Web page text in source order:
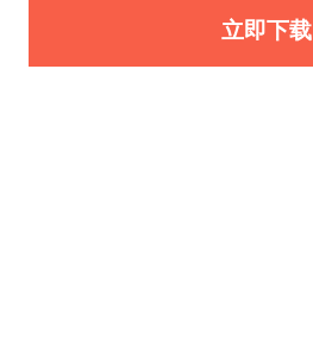
立即下载